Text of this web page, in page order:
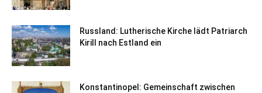
Russland: Lutherische Kirche lädt Patriarch
Kirill nach Estland ein
Konstantinopel: Gemeinschaft zwischen